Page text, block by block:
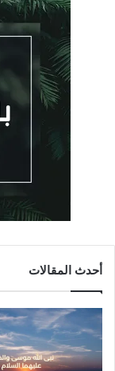
أحدث المقالات